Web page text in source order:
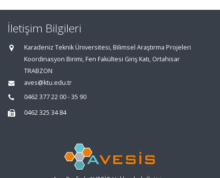
İletişim Bilgileri
Karadeniz Teknik Üniversitesi, Bilimsel Araştırma Projeleri
Koordinasyon Birimi, Fen Fakültesi Giriş Katı, Ortahisar
TRABZON
aves@ktu.edu.tr
0462 377 22 00 - 35 90
0462 325 34 84